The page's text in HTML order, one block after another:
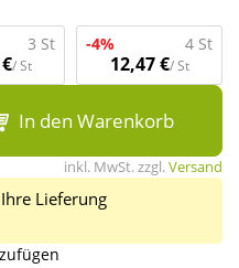
3 St
/ St
-4% 4 St
12,47 €/ St
In den Warenkorb
inkl. MwSt. zzgl.Versand
Lieferung